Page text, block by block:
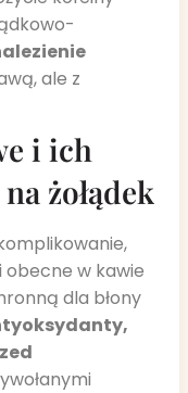
ale z
i ich
żołądek
w kawie
dla błony